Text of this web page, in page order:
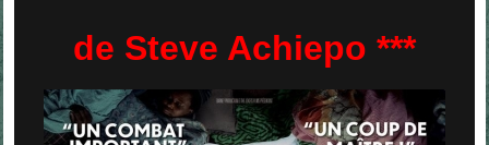
de Steve Achiepo ***